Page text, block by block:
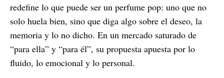
redefine lo que puede ser un perfume pop: uno que no
solo huela bien, sino que diga algo sobre el deseo, la
memoria y lo no dicho. En un mercado saturado de
“para ella” y “para él”, su propuesta apuesta por lo
fluido, lo emocional y lo personal.